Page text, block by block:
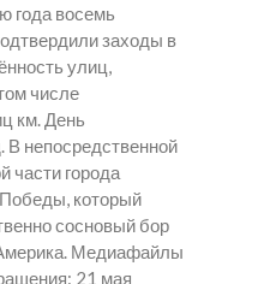
года восемь
заходы в
улиц,
числе
км. День
В непосредственной
части города
который
сосновый бор
Медиафайлы
21 мая